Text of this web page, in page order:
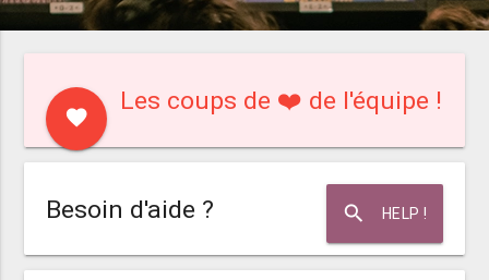
favorite
Les coups de ❤️ de l'équipe !
search HELP !
Besoin d'aide ?